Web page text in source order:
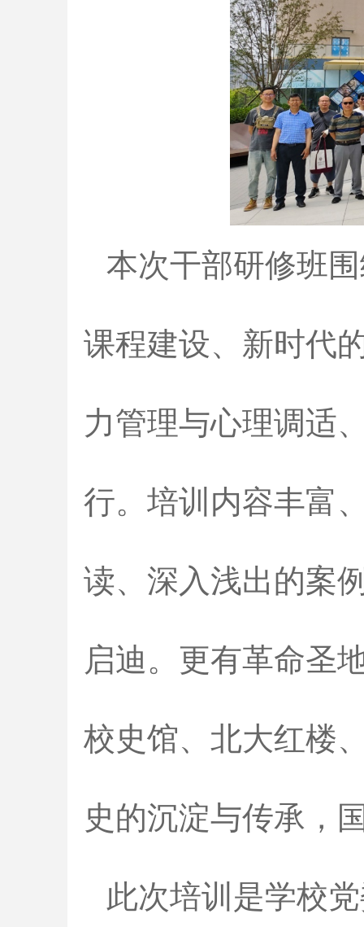
本次干部研修班
课程建设、新时代
力管理与心理调适
行。培训内容丰富
读、深入浅出的案
启迪。更有革命圣
校史馆、北大红楼
史的沉淀与传承，
此次培训是学校